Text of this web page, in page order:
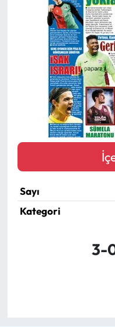
Sayı
Kategori
3-
Mektup Galeri
Röportaj
Manşet
Köşe Yazıları
Karikatür Galeri
BIK
ASTROLOJİ
Mektup Galeri